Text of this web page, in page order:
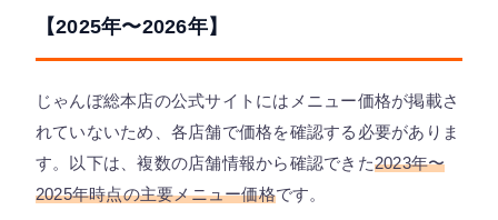
【2025年〜2026年】
じゃんぼ総本店の公式サイトにはメニュー価格が掲載さ
れていないため、各店舗で価格を確認する必要がありま
す。以下は、複数の店舗情報から確認できた2023年〜
2025年時点の主要メニュー価格です。